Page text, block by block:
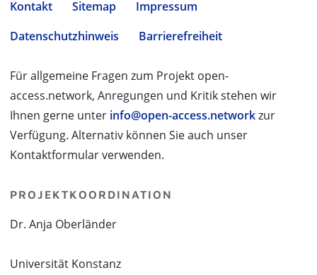
Kontakt Sitemap
Impressum
Datenschutzhinweis
Barrierefreiheit
Für allgemeine Fragen zum Projekt open-
access.network, Anregungen und Kritik stehen wir
Ihnen gerne unter info@open-access.networkzur
Verfügung. Alternativ können Sie auch unser
Kontaktformular verwenden.
PROJEKTKOORDINATION
Dr. Anja Oberländer
Universität Konstanz